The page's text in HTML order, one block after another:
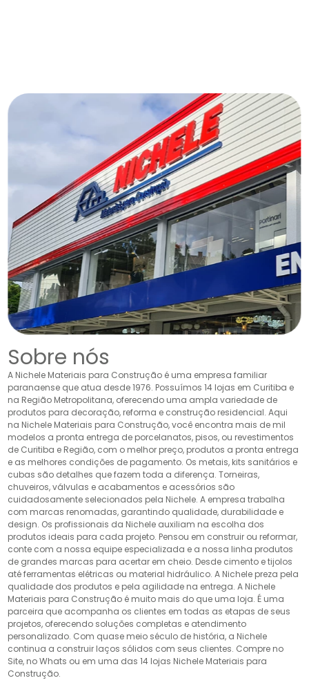
Sobre nós
A Nichele Materiais para Construção é uma empresa familiar
paranaense que atua desde 1976. Possuímos 14 lojas em Curitiba e
na Região Metropolitana, oferecendo uma ampla variedade de
produtos para decoração, reforma e construção residencial. Aqui
na Nichele Materiais para Construção, você encontra mais de mil
modelos a pronta entrega de porcelanatos, pisos, ou revestimentos
de Curitiba e Região, com o melhor preço, produtos a pronta entrega
e as melhores condições de pagamento. Os metais, kits sanitários e
cubas são detalhes que fazem toda a diferença. Torneiras,
chuveiros, válvulas e acabamentos e acessórios são
cuidadosamente selecionados pela Nichele. A empresa trabalha
com marcas renomadas, garantindo qualidade, durabilidade e
design. Os profissionais da Nichele auxiliam na escolha dos
produtos ideais para cada projeto. Pensou em construir ou reformar,
conte com a nossa equipe especializada e a nossa linha produtos
de grandes marcas para acertar em cheio. Desde cimento e tijolos
até ferramentas elétricas ou material hidráulico. A Nichele preza pela
qualidade dos produtos e pela agilidade na entrega. A Nichele
Materiais para Construção é muito mais do que uma loja. É uma
parceira que acompanha os clientes em todas as etapas de seus
projetos, oferecendo soluções completas e atendimento
personalizado. Com quase meio século de história, a Nichele
continua a construir laços sólidos com seus clientes. Compre no
Site, no Whats ou em uma das 14 lojas Nichele Materiais para
Construção.